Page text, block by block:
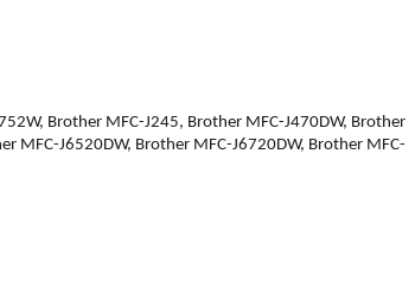
Brother MFC-J245, Brother MFC-J470DW, Brother
MFC-J6520DW, Brother MFC-J6720DW, Brother MFC-